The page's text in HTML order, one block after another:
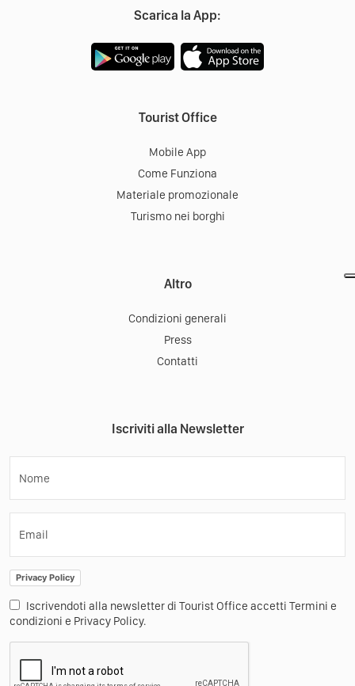
Scarica la App:
Tourist Office
Mobile App
Come Funziona
Materiale promozionale
Turismo nei borghi
Altro
Condizioni generali
Press
Contatti
Iscriviti alla Newsletter
Nome
Email
Privacy Policy
Iscrivendoti alla newsletter di Tourist Office accetti Termini e
condizioni e Privacy Policy.